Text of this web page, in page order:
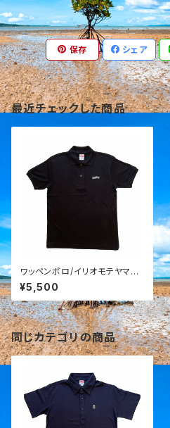
保存 シェア
最近チェックした商品
ワッペンポロ/イリオモテヤマネ
コ
¥5,500
同じカテゴリの商品